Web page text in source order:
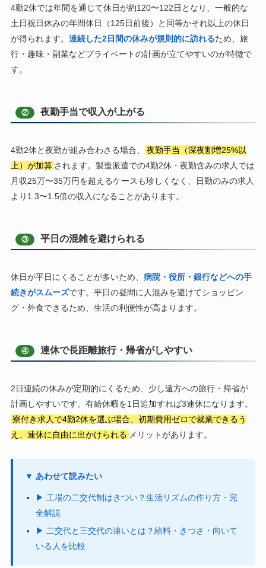
4勤2休では年間を通じて休日が約120〜122日となり、一般的な
土日祝日休みの年間休日（125日前後）と同等かそれ以上の休日
が得られます。 連続した2日間の休みが規則的に訪れるため、旅
行・趣味・副業などプライベートの計画が立てやすいのが特徴で
す。
② 夜勤手当で収入が上がる
4勤2休と夜勤が組み合わさる場合、
夜勤手当（深夜割増25%以
上）が加算 されます。製造派遣での4勤2休・夜勤含みの求人では
月収25万〜35万円を超えるケースも珍しくなく、日勤のみの求人
より1.3〜1.5倍の収入になることがあります。
③ 平日の混雑を避けられる
休日が平日にくることが多いため、 病院・役所・銀行などへの手
続きがスムーズです。平日の昼間に人混みを避けてショッピン
グ・外食できるため、生活の利便性が高まります。
④ 連休で長距離旅行・帰省がしやすい
2日連続の休みが定期的にくるため、少し遠方への旅行・帰省が
計画しやすいです。有給休暇を1日追加すれば3連休になります。
寮付き求人で4勤2休を選ぶ場合、初期費用ゼロで就業できるう
え、連休に自由に出かけられる メリットがあります。
▼ あわせて読みたい
▶ 工場の二交代制はきつい？生活リズムの作り方・完
全解説
▶ 二交代と三交代の違いとは？給料・きつさ・向いて
いる人を比較